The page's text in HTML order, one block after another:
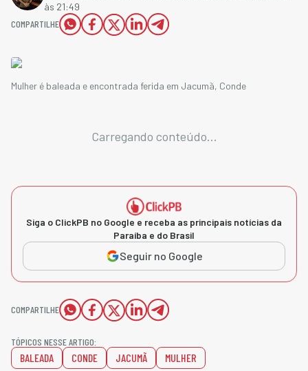
às 21:49
COMPARTILHE
Mulher é baleada e encontrada ferida em Jacumã, Conde
Carregando conteúdo...
Siga o ClickPB no Google e receba as principais notícias da
Paraíba e do Brasil
Seguir no Google
COMPARTILHE
TÓPICOS NESSE ARTIGO:
BALEADA CONDE JACUMÃ MULHER